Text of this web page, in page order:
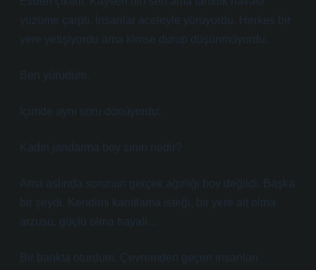
yüzüme çarptı. İnsanlar aceleyle yürüyordu. Herkes bir
yere yetişiyordu ama kimse durup düşünmüyordu.
Ben yürüdüm.
İçimde aynı soru dönüyordu:
Kadın jandarma boy sınırı nedir?
Ama aslında sorunun gerçek ağırlığı boy değildi. Başka
bir şeydi. Kendimi kanıtlama isteği, bir yere ait olma
arzusu, güçlü olma hayali…
Bir bankta oturdum. Çevremden geçen insanları